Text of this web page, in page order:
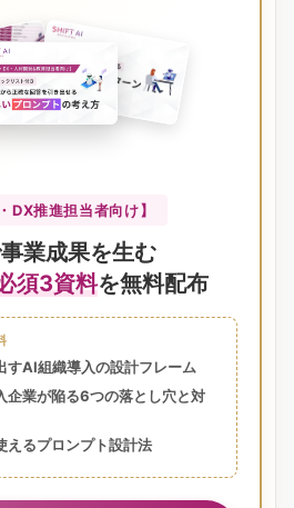
DX推進担当者向け】
業成果を生む
須3資料を無料配布
すAI組織導入の設計フレーム
企業が陥る6つの落とし穴と対
えるプロンプト設計法